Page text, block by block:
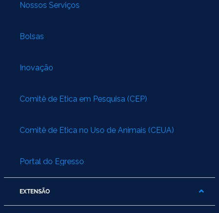
Nossos Serviços
Bolsas
Inovação
Comitê de Ética em Pesquisa (CEP)
Comitê de Ética no Uso de Animais (CEUA)
Portal do Egresso
EXTENSÃO